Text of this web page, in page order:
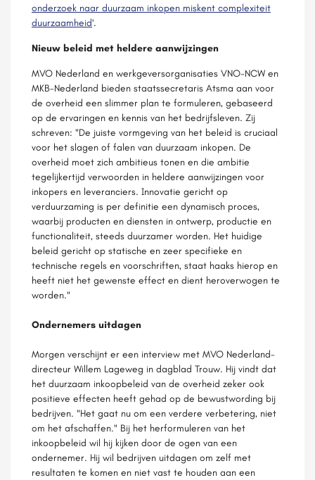
onderzoek naar duurzaam inkopen miskent complexiteit
duurzaamheid'.
Nieuw beleid met heldere aanwijzingen
MVO Nederland en werkgeversorganisaties VNO-NCW en
MKB-Nederland bieden staatssecretaris Atsma aan voor
de overheid een slimmer plan te formuleren, gebaseerd
op de ervaringen en kennis van het bedrijfsleven. Zij
schreven: "De juiste vormgeving van het beleid is cruciaal
voor het slagen of falen van duurzaam inkopen. De
overheid moet zich ambitieus tonen en die ambitie
tegelijkertijd verwoorden in heldere aanwijzingen voor
inkopers en leveranciers. Innovatie gericht op
verduurzaming is per definitie een dynamisch proces,
waarbij producten en diensten in ontwerp, productie en
functionaliteit, steeds duurzamer worden. Het huidige
beleid gericht op statische en zeer specifieke en
technische regels en voorschriften, staat haaks hierop en
heeft niet het gewenste effect en dient heroverwogen te
worden."
Ondernemers uitdagen
Morgen verschijnt er een interview met MVO Nederland-
directeur Willem Lageweg in dagblad Trouw. Hij vindt dat
het duurzaam inkoopbeleid van de overheid zeker ook
positieve effecten heeft gehad op de bewustwording bij
bedrijven. "Het gaat nu om een verdere verbetering, niet
om het afschaffen." Bij het herformuleren van het
inkoopbeleid wil hij kijken door de ogen van een
ondernemer. Hij wil bedrijven uitdagen om zelf met
resultaten te komen en niet vast te houden aan een